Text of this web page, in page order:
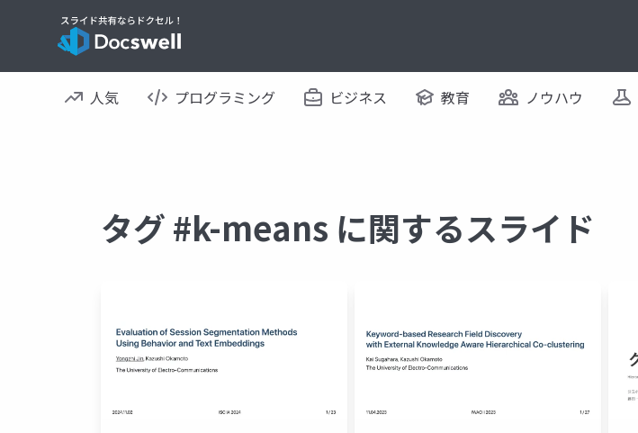
人気 プログラミング ビジネス 教育 ノウハウ
タグ #k-means に関するスライド